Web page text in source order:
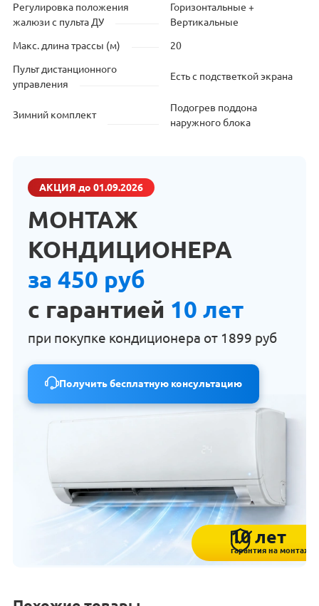
Регулировка положения
жалюзи с пульта ДУ
Горизонтальные +
Вертикальные
Макс. длина трассы (м) 20
Пульт дистанционного
управления
Есть с подстветкой экрана
Зимний комплект
Подогрев поддона
наружного блока
АКЦИЯ до 01.09.2026
МОНТАЖ
КОНДИЦИОНЕРА
за 450 руб
с гарантией 10 лет
при покупке кондиционера от 1899 руб
Получить бесплатную консультацию
10 лет
гарантия на монтаж